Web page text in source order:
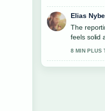
Elias
The
feels solid
8 MIN PLUS